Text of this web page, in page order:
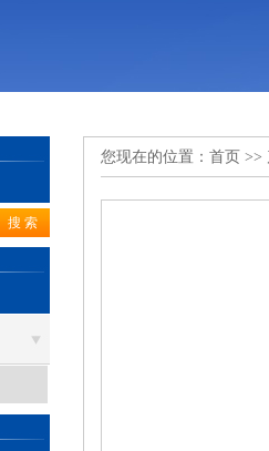
您现在的位置： 首页 >>